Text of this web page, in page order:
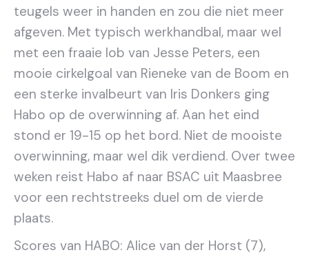
teugels weer in handen en zou die niet meer
afgeven. Met typisch werkhandbal, maar wel
met een fraaie lob van Jesse Peters, een
mooie cirkelgoal van Rieneke van de Boom en
een sterke invalbeurt van Iris Donkers ging
Habo op de overwinning af. Aan het eind
stond er 19-15 op het bord. Niet de mooiste
overwinning, maar wel dik verdiend. Over twee
weken reist Habo af naar BSAC uit Maasbree
voor een rechtstreeks duel om de vierde
plaats.
Scores van HABO: Alice van der Horst (7),